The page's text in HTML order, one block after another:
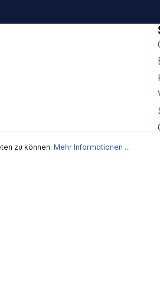
zu können. Mehr Informationen ...